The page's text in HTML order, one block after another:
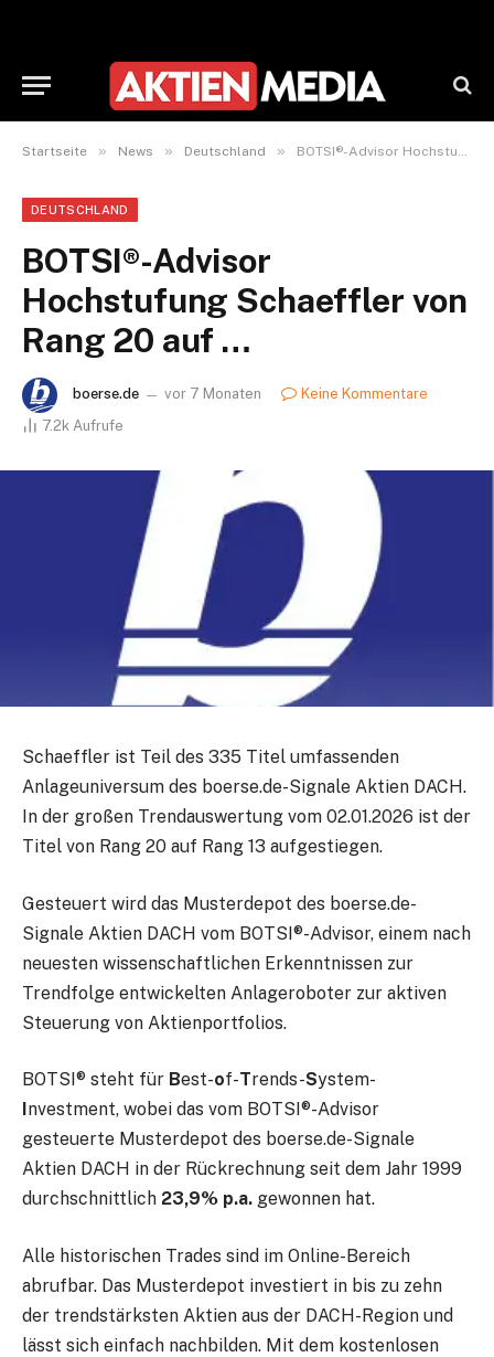
Startseite » News » Deutschland » BOTSI®-Advisor Hochstufung Schaeffler von Rang 20 auf …
DEUTSCHLAND
BOTSI®-Advisor
Hochstufung Schaeffler von
Rang 20 auf …
boerse.de vor 7 Monaten
Keine Kommentare
7.2k Aufrufe
Schaeffler ist Teil des 335 Titel umfassenden
Anlageuniversum des boerse.de-Signale Aktien DACH.
In der großen Trendauswertung vom 02.01.2026 ist der
Titel von Rang 20 auf Rang 13 aufgestiegen.
Gesteuert wird das Musterdepot des boerse.de-
Signale Aktien DACH vom BOTSI®-Advisor, einem nach
neuesten wissenschaftlichen Erkenntnissen zur
Trendfolge entwickelten Anlageroboter zur aktiven
Steuerung von Aktienportfolios.
BOTSI® steht für Best-of-Trends-System-
nvestment, wobei das vom BOTSI®-Advisor
gesteuerte Musterdepot des boerse.de-Signale
Aktien DACH in der Rückrechnung seit dem Jahr 1999
durchschnittlich 23,9% p.a. gewonnen hat.
Alle historischen Trades sind im Online-Bereich
abrufbar. Das Musterdepot investiert in bis zu zehn
der trendstärksten Aktien aus der DACH-Region und
lässt sich einfach nachbilden. Mit dem kostenlosen